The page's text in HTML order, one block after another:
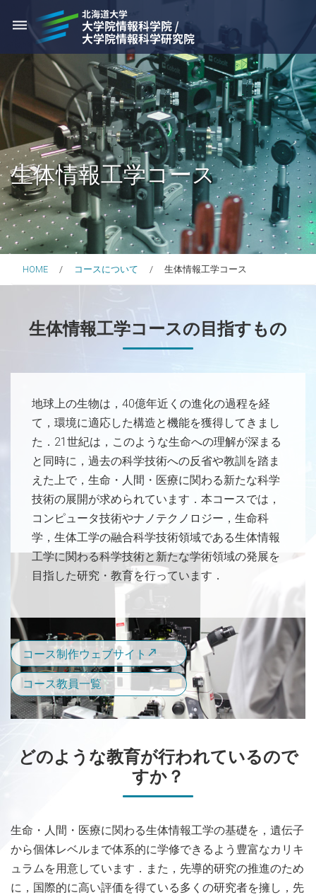
dehaze
生体情報工学コース
HOME コースについて 生体情報工学コース
生体情報工学コースの目指すもの
地球上の生物は，40億年近くの進化の過程を経
て，環境に適応した構造と機能を獲得してきまし
た．21世紀は，このような生命への理解が深まる
と同時に，過去の科学技術への反省や教訓を踏ま
えた上で，生命・人間・医療に関わる新たな科学
技術の展開が求められています．本コースでは，
コンピュータ技術やナノテクノロジー，生命科
学，生体工学の融合科学技術領域である生体情報
工学に関わる科学技術と新たな学術領域の発展を
目指した研究・教育を行っています．
コース制作ウェブサイト
コース教員一覧
どのような教育が行われているので
すか？
生命・人間・医療に関わる生体情報工学の基礎を，遺伝子
から個体レベルまで体系的に学修できるよう豊富なカリキ
ュラムを用意しています．また，先導的研究の推進のため
に，国際的に高い評価を得ている多くの研究者を擁し，先